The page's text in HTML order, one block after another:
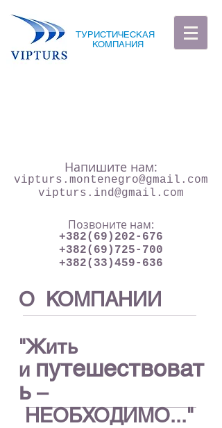
ТУРИСТИЧЕСКАЯ
КОМПАНИЯ
Напишите нам:
vipturs.montenegro@gmail.com
vipturs.ind@gmail.com
Позвоните нам:
+382(69)202-676
+382(69)725-700
+382(33)459-636
О КОМПАНИИ
"Жить
и путешествоват
ь –
НЕОБХОДИМО..."